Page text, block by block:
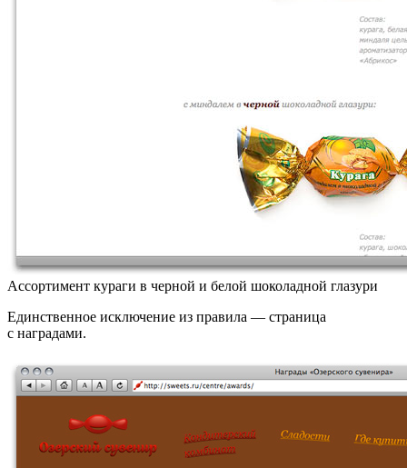
Ассортимент кураги в черной и белой шоколадной глазури
Единственное исключение из правила — страница
с наградами.